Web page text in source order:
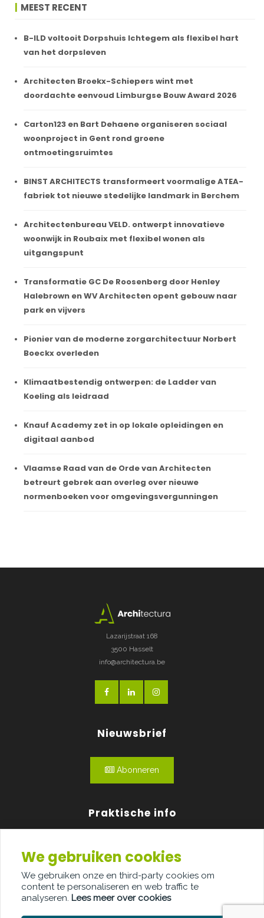
MEEST RECENT
B-ILD voltooit Dorpshuis Ichtegem als flexibel hart
van het dorpsleven
Architecten Broekx-Schiepers wint met
doordachte eenvoud Limburgse Bouw Award 2026
Carton123 en Bart Dehaene organiseren sociaal
woonproject in Gent rond groene
ontmoetingsruimtes
BINST ARCHITECTS transformeert voormalige ATEA-
fabriek tot nieuwe stedelijke landmark in Berchem
Architectenbureau VELD. ontwerpt innovatieve
woonwijk in Roubaix met flexibel wonen als
uitgangspunt
Transformatie GC De Roosenberg door Henley
Halebrown en WV Architecten opent gebouw naar
park en vijvers
Pionier van de moderne zorgarchitectuur Norbert
Boeckx overleden
Klimaatbestendig ontwerpen: de Ladder van
Koeling als leidraad
Knauf Academy zet in op lokale opleidingen en
digitaal aanbod
Vlaamse Raad van de Orde van Architecten
betreurt gebrek aan overleg over nieuwe
normenboeken voor omgevingsvergunningen
Lazarijstraat 168
3500 Hasselt
info@architectura.be
Nieuwsbrief
Abonneren
Praktische info
Over ons
Adverteren
Contact
We gebruiken cookies
We gebruiken onze en third-party cookies om
content te personaliseren en web traffic te
analyseren. Lees meer over cookies